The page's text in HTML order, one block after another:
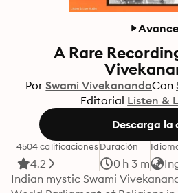
Avance
A Rare
Por Swami VivekanandaCon
Editorial Listen &
Descarga la
4504 calificaciones
4.2
Duración
0 h 3 m
Indian mystic Swami